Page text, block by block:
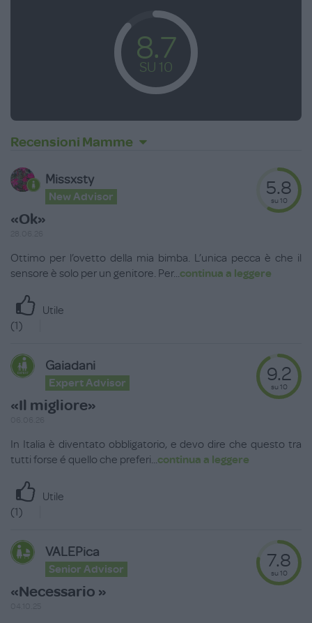
8.7
SU 10
Recensioni Mamme
Missxsty
New Advisor
«Ok»
5.8
su 10
Ottimo per l’ovetto della mia bimba. L’unica pecca è che il
sensore è solo per un genitore. Per...continua a leggere
Utile
(1)
Gaiadani
Expert Advisor
«Il migliore»
9.2
su 10
In Italia è diventato obbligatorio, e devo dire che questo tra
tutti forse é quello che preferi...continua a leggere
Utile
(1)
VALEPica
Senior Advisor
«Necessario »
7.8
su 10